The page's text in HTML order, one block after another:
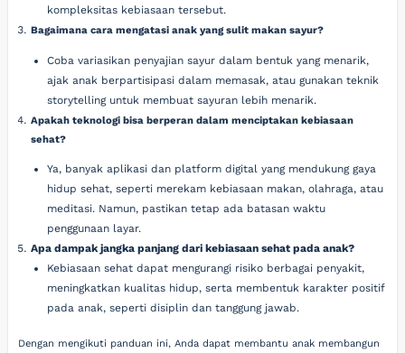
kompleksitas kebiasaan tersebut.
Bagaimana cara mengatasi anak yang sulit makan sayur?
Coba variasikan penyajian sayur dalam bentuk yang menarik,
ajak anak berpartisipasi dalam memasak, atau gunakan teknik
storytelling untuk membuat sayuran lebih menarik.
Apakah teknologi bisa berperan dalam menciptakan kebiasaan
sehat?
Ya, banyak aplikasi dan platform digital yang mendukung gaya
hidup sehat, seperti merekam kebiasaan makan, olahraga, atau
meditasi. Namun, pastikan tetap ada batasan waktu
penggunaan layar.
Apa dampak jangka panjang dari kebiasaan sehat pada anak?
Kebiasaan sehat dapat mengurangi risiko berbagai penyakit,
meningkatkan kualitas hidup, serta membentuk karakter positif
pada anak, seperti disiplin dan tanggung jawab.
Dengan mengikuti panduan ini, Anda dapat membantu anak membangun